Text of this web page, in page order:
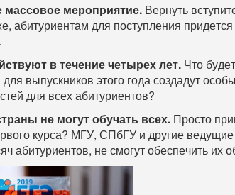
массовое мероприятие. Вернуть
абитуриентам для поступления
в течение четырех лет. Что
выпускников этого года создадут
для всех абитуриентов?
не могут обучать всех. Просто
курса? МГУ, СПбГУ и другие
абитуриентов, не смогут обеспечить их